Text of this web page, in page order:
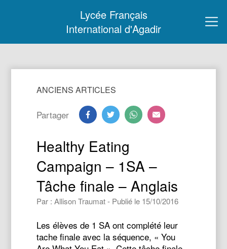
Lycée Français
International d'Agadir
ANCIENS ARTICLES
Partager
Healthy Eating
Campaign – 1SA –
Tâche finale – Anglais
Par : Allison Traumat - Publié le 15/10/2016
Les élèves de 1 SA ont complété leur
tache finale avec la séquence, « You